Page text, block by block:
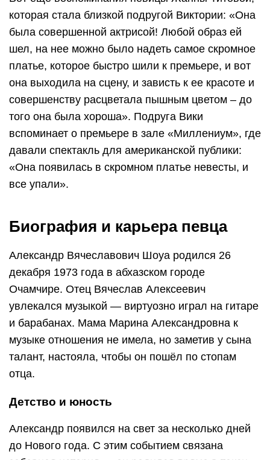
которая стала близкой подругой Виктории: «Она
была совершенной актрисой! Любой образ ей
шел, на нее можно было надеть самое скромное
платье, которое быстро шили к премьере, и вот
она выходила на сцену, и зависть к ее красоте и
совершенству расцветала пышным цветом – до
того она была хороша». Подруга Вики
вспоминает о премьере в зале «Миллениум», где
давали спектакль для американской публики:
«Она появилась в скромном платье невесты, и
все упали».
Биография и карьера певца
Александр Вячеславович Шоуа родился 26
декабря 1973 года в абхазском городе
Очамчире. Отец Вячеслав Алексеевич
увлекался музыкой — виртуозно играл на гитаре
и барабанах. Мама Марина Александровна к
музыке отношения не имела, но заметив у сына
талант, настояла, чтобы он пошёл по стопам
отца.
Детство и юность
Александр появился на свет за несколько дней
до Нового года. С этим событием связана